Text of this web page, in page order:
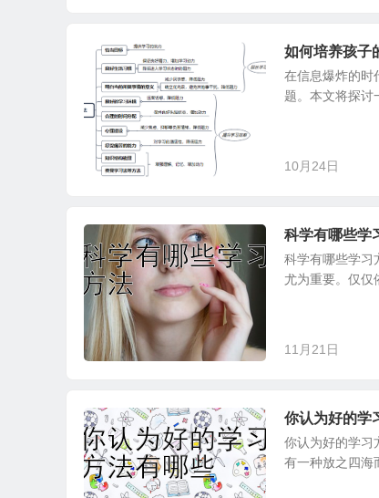
如何培养孩子
在信息爆炸的时
题。本文将探讨
10月24日
科学有哪些学
科学有哪些学习
尤为重要。仅仅
11月21日
你认为好的学
你认为好的学习
有一种放之四海